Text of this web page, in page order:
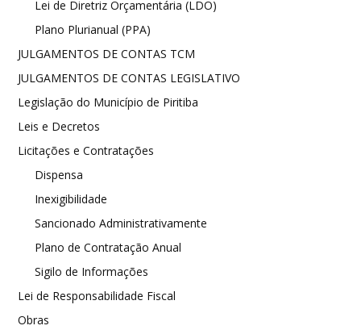
Lei de Diretriz Orçamentária (LDO)
Plano Plurianual (PPA)
JULGAMENTOS DE CONTAS TCM
JULGAMENTOS DE CONTAS LEGISLATIVO
Legislação do Município de Piritiba
Leis e Decretos
Licitações e Contratações
Dispensa
Inexigibilidade
Sancionado Administrativamente
Plano de Contratação Anual
Sigilo de Informações
Lei de Responsabilidade Fiscal
Obras